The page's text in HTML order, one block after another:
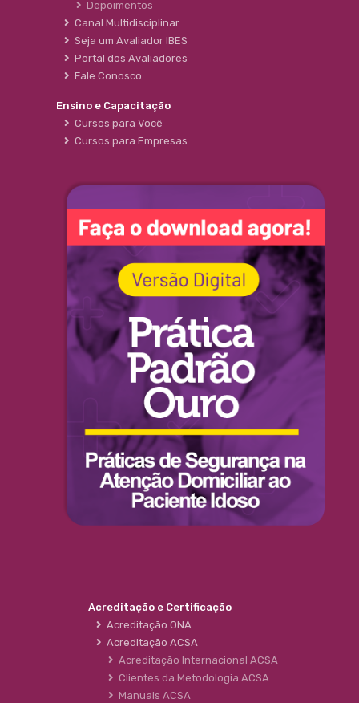
Depoimentos
Canal Multidisciplinar
Seja um Avaliador IBES
Portal dos Avaliadores
Fale Conosco
Ensino e Capacitação
Cursos para Você
Cursos para Empresas
Acreditação e Certificação
Acreditação ONA
Acreditação ACSA
Acreditação Internacional ACSA
Clientes da Metodologia ACSA
Manuais ACSA